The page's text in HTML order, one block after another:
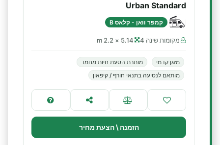
Urban Standard
קמפר וואן - קלאס B
מקומות שינה 4 5.14 × 2.2 m
מזגן קדמי
מותרת הסעת חיות מחמד
מותאם לנסיעה בתנאי חורף / קיפאון
הזמנה \ הצעת מחיר